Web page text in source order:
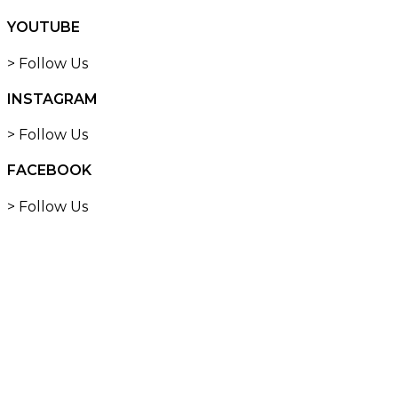
YOUTUBE
> Follow Us
INSTAGRAM
> Follow Us
FACEBOOK
> Follow Us